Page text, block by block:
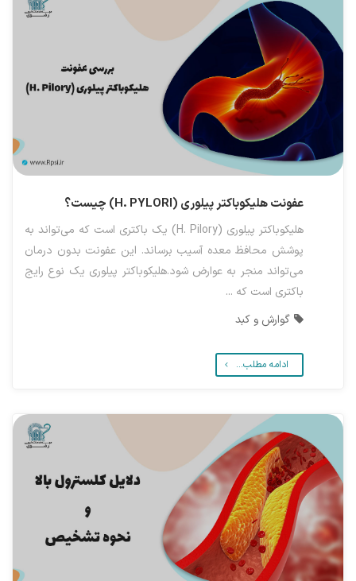
عفونت هلیکوباکتر پیلوری (H. PYLORI) چیست؟
هلیکوباکتر پیلوری (H. Pilory) یک باکتری است که می‌تواند به
پوشش محافظ معده آسیب برساند. این عفونت بدون درمان
می‌تواند منجر به عوارض شود.هلیکوباکتر پیلوری یک نوع رایج
باکتری است که ...
گوارش و کبد
ادامه مطلب...